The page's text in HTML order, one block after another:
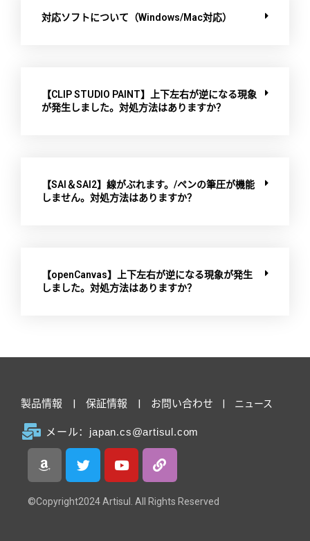
対応ソフトについて（Windows/Mac対応）
【CLIP STUDIO PAINT】上下左右が逆になる現象
が発生しました。対処方法はありますか？
【SAI＆SAI2】線がぶれます。/ペンの筆圧が機能
しません。対処方法はありますか？
【openCanvas】上下左右が逆になる現象が発生
しました。対処方法はありますか？
製品情報 | 保証情報 | お問い合わせ ニュース
メール：japan.cs@artisul.com
©Copyright2024 Artisul. All Rights Reserved